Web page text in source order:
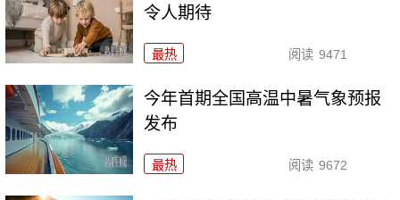
令人期待
最热 阅读 9471
今年首期全国高温中暑气象预报
发布
最热 阅读 9672